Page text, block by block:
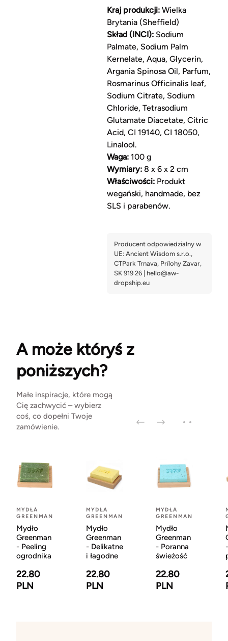
Kraj produkcji:Wielka
Brytania (Sheffield)
Skład (INCI):Sodium
Palmate, Sodium Palm
Kernelate, Aqua, Glycerin,
Argania Spinosa Oil, Parfum,
Rosmarinus Officinalis leaf,
Sodium Citrate, Sodium
Chloride, Tetrasodium
Glutamate Diacetate, Citric
Acid, CI 19140, CI 18050,
Linalool.
Waga:100 g
Wymiary:8 x 6 x 2 cm
Właściwości:Produkt
wegański, handmade, bez
SLS i parabenów.
A może któryś z
poniższych?
Małe inspiracje, które mogą
Cię zachwycić – wybierz
coś, co dopełni Twoje
zamówienie.
MYDŁA
GREENMAN
Mydło
Greenman
- Peeling
ogrodnika
22.80
PLN
MYDŁA
GREENMAN
Mydło
Greenman
- Delikatne
i łagodne
22.80
PLN
MYDŁA
GREENMAN
Mydło
Greenman
- Poranna
świeżość
22.80
PLN